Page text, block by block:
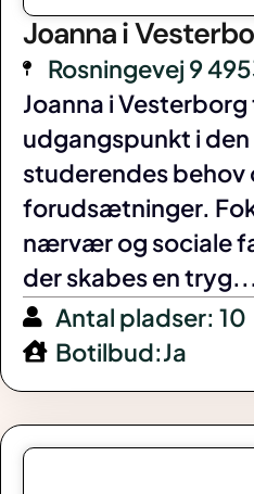
Joanna i
Rosningevej 9
Joanna i
udgangspunkt i
studerendes behov
forudsætninger.
nærvær og sociale
der skabes en tryg...
Antal pladser: 10
Botilbud:Ja